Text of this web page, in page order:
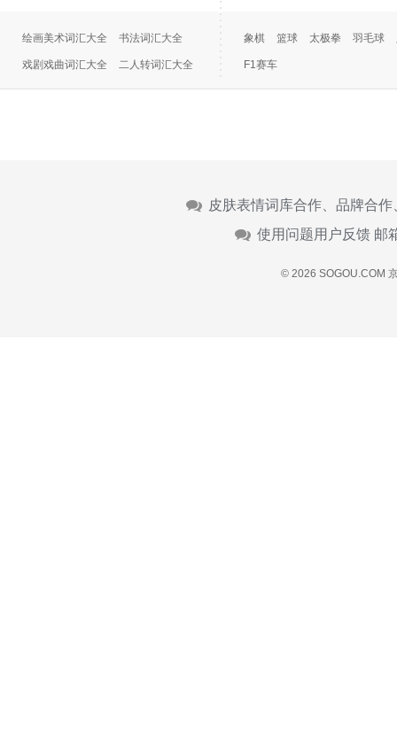
绘画美术词汇大全 书法词汇大全
戏剧戏曲词汇大全 二人转词汇大全
摄影大全 颜色名称
象棋 篮球 太极拳 羽毛球
F1赛车
皮肤表情词库合作、品牌合
使用问题用户反馈 邮
© 2026 SOGOU.COM